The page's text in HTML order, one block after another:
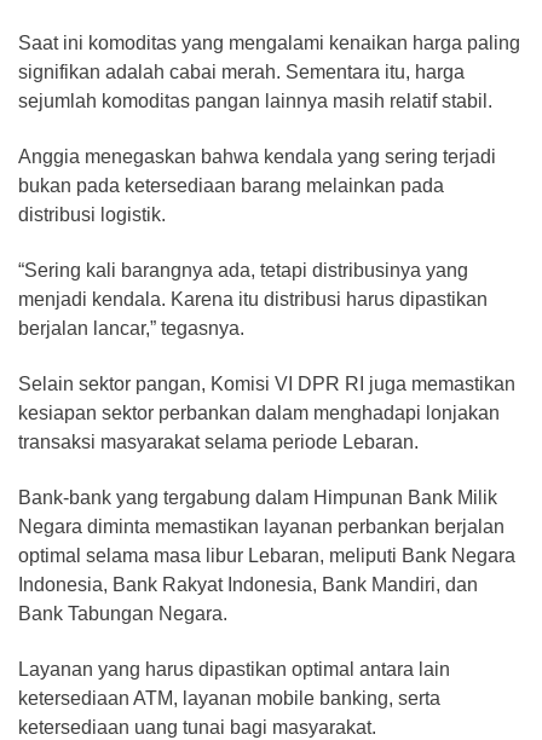
Saat ini komoditas yang mengalami kenaikan harga paling
signifikan adalah cabai merah. Sementara itu, harga
sejumlah komoditas pangan lainnya masih relatif stabil.
Anggia menegaskan bahwa kendala yang sering terjadi
bukan pada ketersediaan barang melainkan pada
distribusi logistik.
“Sering kali barangnya ada, tetapi distribusinya yang
menjadi kendala. Karena itu distribusi harus dipastikan
berjalan lancar,” tegasnya.
Selain sektor pangan, Komisi VI DPR RI juga memastikan
kesiapan sektor perbankan dalam menghadapi lonjakan
transaksi masyarakat selama periode Lebaran.
Bank-bank yang tergabung dalam Himpunan Bank Milik
Negara diminta memastikan layanan perbankan berjalan
optimal selama masa libur Lebaran, meliputi Bank Negara
Indonesia, Bank Rakyat Indonesia, Bank Mandiri, dan
Bank Tabungan Negara.
Layanan yang harus dipastikan optimal antara lain
ketersediaan ATM, layanan mobile banking, serta
ketersediaan uang tunai bagi masyarakat.